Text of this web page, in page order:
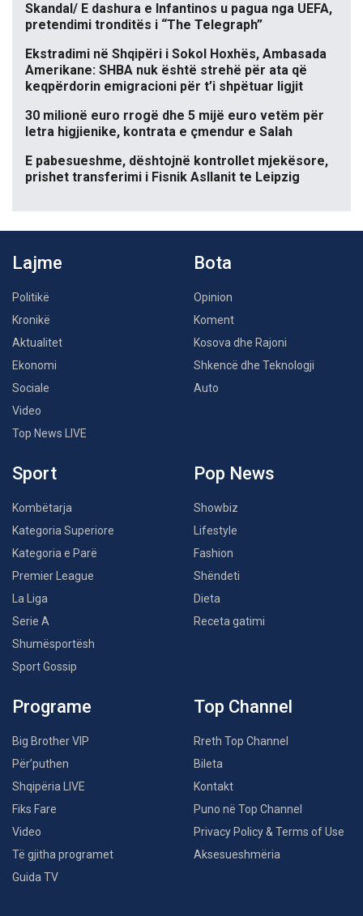
Skandal/ E dashura e Infantinos u pagua nga UEFA,
pretendimi tronditës i “The Telegraph”
Ekstradimi në Shqipëri i Sokol Hoxhës, Ambasada
Amerikane: SHBA nuk është strehë për ata që
keqpërdorin emigracioni për t’i shpëtuar ligjit
30 milionë euro rrogë dhe 5 mijë euro vetëm për
letra higjienike, kontrata e çmendur e Salah
E pabesueshme, dështojnë kontrollet mjekësore,
prishet transferimi i Fisnik Asllanit te Leipzig
Lajme
Politikë
Kronikë
Aktualitet
Ekonomi
Sociale
Video
Top News LIVE
Bota
Opinion
Koment
Kosova dhe Rajoni
Shkencë dhe Teknologji
Auto
Sport
Kombëtarja
Kategoria Superiore
Kategoria e Parë
Premier League
La Liga
Serie A
Shumësportësh
Sport Gossip
Pop News
Showbiz
Lifestyle
Fashion
Shëndeti
Dieta
Receta gatimi
Programe
Big Brother VIP
Për’puthen
Shqipëria LIVE
Fiks Fare
Video
Të gjitha programet
Guida TV
Top Channel
Rreth Top Channel
Bileta
Kontakt
Puno në Top Channel
Privacy Policy & Terms of Use
Aksesueshmëria